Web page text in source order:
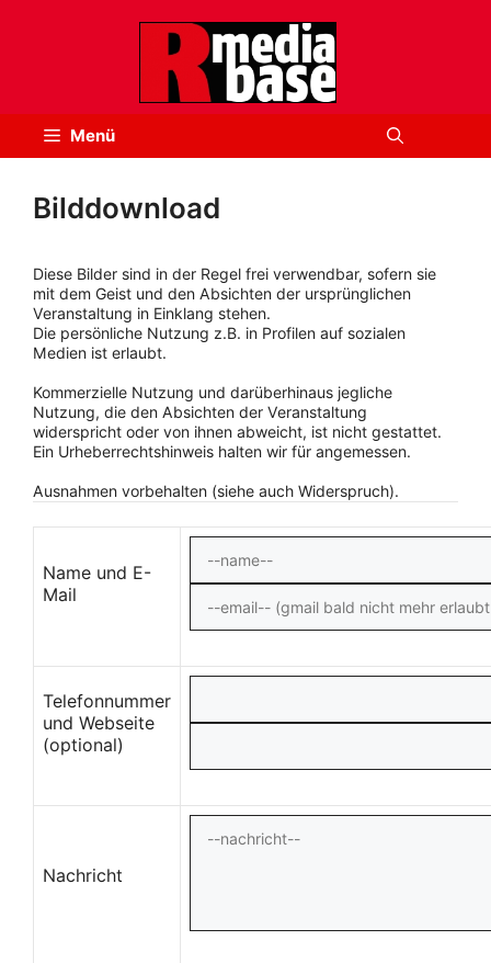
Menü
Bilddownload
Diese Bilder sind in der Regel frei verwendbar, sofern sie
mit dem Geist und den Absichten der ursprünglichen
Veranstaltung in Einklang stehen.
Die persönliche Nutzung z.B. in Profilen auf sozialen
Medien ist erlaubt.
Kommerzielle Nutzung und darüberhinaus jegliche
Nutzung, die den Absichten der Veranstaltung
widerspricht oder von ihnen abweicht, ist nicht gestattet.
Ein Urheberrechtshinweis halten wir für angemessen.
Ausnahmen vorbehalten (siehe auch Widerspruch).
Name und E-
Mail
Telefonnummer
und Webseite
(optional)
Nachricht